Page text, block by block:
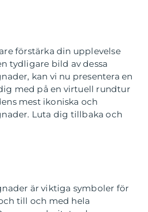
förstärka din upplevelse
tydligare bild av dessa
kan vi nu presentera en
med på en virtuell rundtur
mest ikoniska och
Luta dig tillbaka och
är viktiga symboler för
till och med hela